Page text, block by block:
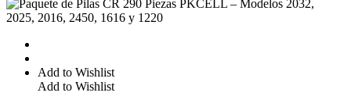
Add to Wishlist
Add to Wishlist